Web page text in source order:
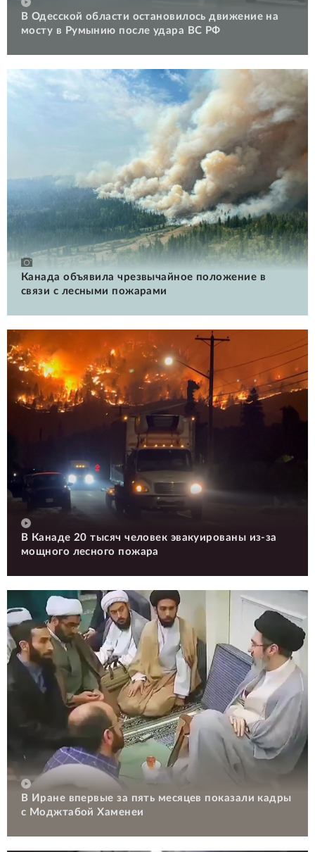
В Одесской области остановилось движение на
мосту в Румынию после удара ВС РФ
Канада объявила чрезвычайное положение в
связи с лесными пожарами
В Канаде 20 тысяч человек эвакуированы из-за
мощного лесного пожара
В Иране впервые за пять месяцев показали кадры
с Моджтабой Хаменеи